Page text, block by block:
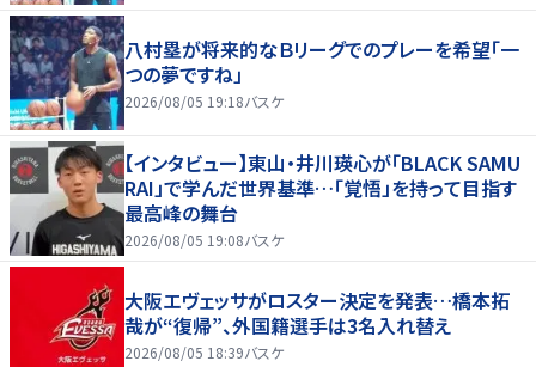
八村塁が将来的なＢリーグでのプレーを希望「一
つの夢ですね」
2026/08/05 19:18バスケ
【インタビュー】東山・井川瑛心が「BLACK SAMU
RAI」で学んだ世界基準…「覚悟」を持って目指す
最高峰の舞台
2026/08/05 19:08バスケ
大阪エヴェッサがロスター決定を発表…橋本拓
哉が“復帰”、外国籍選手は3名入れ替え
2026/08/05 18:39バスケ